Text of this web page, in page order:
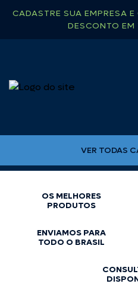
CADASTRE SUA EMPRESA
DESCONTO
VER TODAS
OS MELHORES
PRODUTOS
ENVIAMOS PARA
TODO O BRASIL